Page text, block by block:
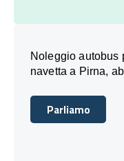
Noleggio autobus
navetta a Pirna,
Parliamo
Parliamo